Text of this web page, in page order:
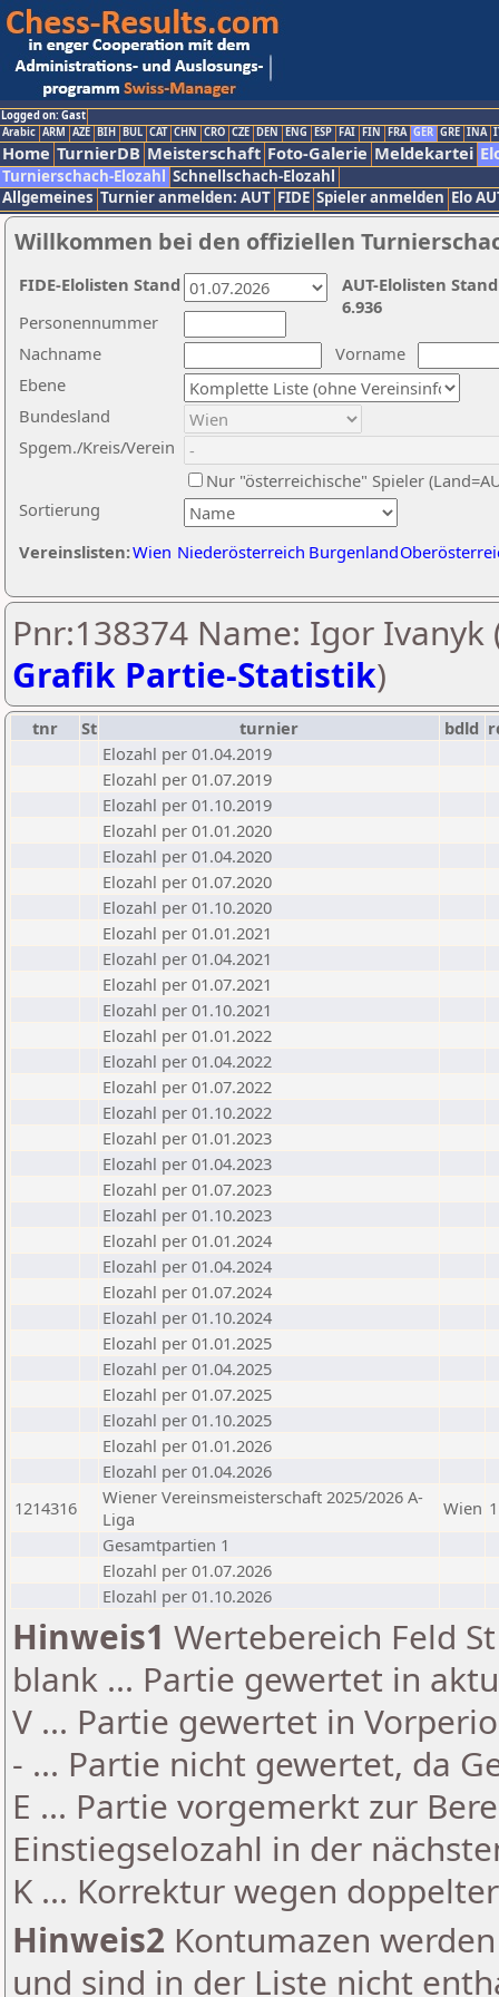
Logged on: Gast
Arabic ARM AZE BIH BUL CAT CHN CRO CZE DEN ENG ESP FAI FIN FRA GER GRE INA
Home TurnierDB Meisterschaft Foto-Galerie Meldekartei
Turnierschach-Elozahl Schnellschach-Elozahl
Allgemeines Turnier anmelden: AUT FIDE Spieler anmelden Elo
Willkommen bei den offiziellen
Nachname
Vorname
Ebene
Sortierung
Personennummer
Bundesland
Spgem./Kreis/Verein
Nur "österreichische" Spieler
Vereinslisten:Wien Niederösterreich Burgenland
AUT-Elolisten
6.936
FIDE-Elolisten Stand
Pnr:138374 Name: Igor Ivanyk
Grafik Partie-Statistik)
tnr St turnier bdld
Elozahl per 01.04.2019
Elozahl per 01.07.2019
Elozahl per 01.10.2019
Elozahl per 01.01.2020
Elozahl per 01.04.2020
Elozahl per 01.07.2020
Elozahl per 01.10.2020
Elozahl per 01.01.2021
Elozahl per 01.04.2021
Elozahl per 01.07.2021
Elozahl per 01.10.2021
Elozahl per 01.01.2022
Elozahl per 01.04.2022
Elozahl per 01.07.2022
Elozahl per 01.10.2022
Elozahl per 01.01.2023
Elozahl per 01.04.2023
Elozahl per 01.07.2023
Elozahl per 01.10.2023
Elozahl per 01.01.2024
Elozahl per 01.04.2024
Elozahl per 01.07.2024
Elozahl per 01.10.2024
Elozahl per 01.01.2025
Elozahl per 01.04.2025
Elozahl per 01.07.2025
Elozahl per 01.10.2025
Elozahl per 01.01.2026
Elozahl per 01.04.2026
1214316
Wiener Vereinsmeisterschaft 2025/2026 A-
Liga
Wien
Gesamtpartien 1
Elozahl per 01.07.2026
Elozahl per 01.10.2026
Hinweis1 Wertebereich Feld
blank ... Partie gewertet in
V ... Partie gewertet in
- ... Partie nicht gewertet, da
E ... Partie vorgemerkt zur
Einstiegselozahl in der
K ... Korrektur wegen
Hinweis2 Kontumazen
und sind in der Liste nicht